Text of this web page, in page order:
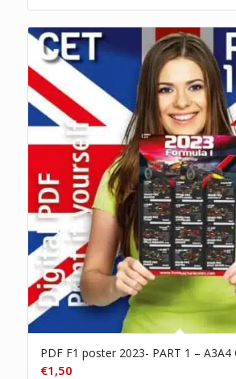
PDF F1 poster 2023- PART 1 – A3A4
€1,50